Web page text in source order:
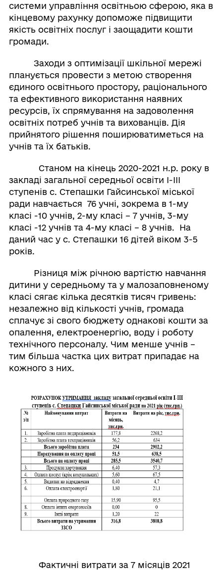
системи управління освітньою сферою, яка в
кінцевому рахунку допоможе підвищити
якість освітніх послуг і заощадити кошти
громади.
Заходи з оптимізації шкільної мережі
планується провести з метою створення
єдиного освітнього простору, раціонального
та ефективного використання наявних
ресурсів, їх спрямування на задоволення
освітніх потреб учнів та вихованців. Дія
прийнятого рішення поширюватиметься на
учнів та їх батьків.
Станом на кінець 2020-2021 н.р. року в
закладі загальної середньої освіти І-ІІІ
ступенів с. Степашки Гайсинської міської
ради навчається 76 учні, зокрема в 1-му
класі -10 учнів, 2-му класі – 7 учнів, 3-му
класі -12 учнів та 4-му класі – 8 учнів. На
даний час у с. Степашки 16 дітей віком 3-5
років.
Різниця між річною вартістю навчання
дитини у середньому та у малозаповненому
класі сягає кілька десятків тисяч гривень:
незалежно від кількості учнів, громада
сплачує зі свого бюджету однакові кошти за
опалення, електроенергію, воду і роботу
технічного персоналу. Чим менше учнів –
тим більша частка цих витрат припадає на
кожного з них.
Фактичні витрати за 7 місяців 2021